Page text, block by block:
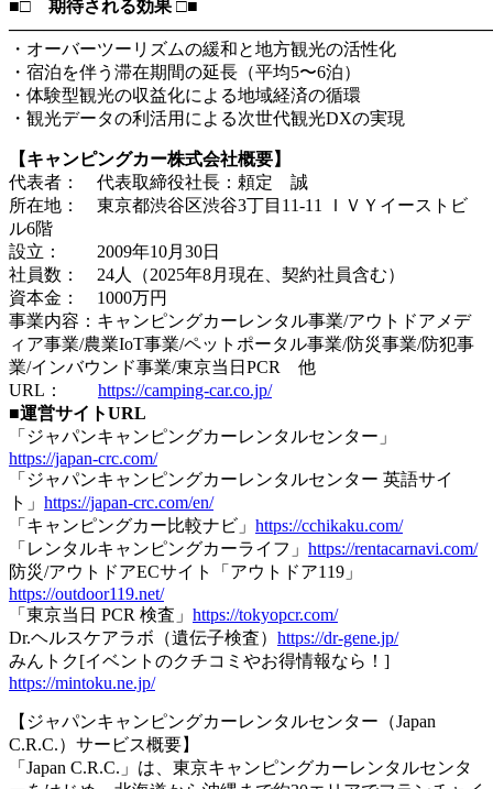
■□ 期待される効果 □■
・オーバーツーリズムの緩和と地方観光の活性化
・宿泊を伴う滞在期間の延長（平均5〜6泊）
・体験型観光の収益化による地域経済の循環
・観光データの利活用による次世代観光DXの実現
【キャンピングカー株式会社概要】
代表者： 代表取締役社長：頼定 誠
所在地： 東京都渋谷区渋谷3丁目11-11 ＩＶＹイーストビ
ル6階
設立： 2009年10月30日
社員数： 24人（2025年8月現在、契約社員含む）
資本金： 1000万円
事業内容：キャンピングカーレンタル事業/アウトドアメデ
ィア事業/農業IoT事業/ペットポータル事業/防災事業/防犯事
業/インバウンド事業/東京当日PCR 他
URL： https://camping-car.co.jp/
■運営サイトURL
「ジャパンキャンピングカーレンタルセンター」
https://japan-crc.com/
「ジャパンキャンピングカーレンタルセンター 英語サイ
ト」 https://japan-crc.com/en/
「キャンピングカー比較ナビ」 https://cchikaku.com/
「レンタルキャンピングカーライフ」 https://rentacarnavi.com/
防災/アウトドアECサイト「アウトドア119」
https://outdoor119.net/
「東京当日 PCR 検査」 https://tokyopcr.com/
Dr.ヘルスケアラボ（遺伝子検査） https://dr-gene.jp/
みんトク[イベントのクチコミやお得情報なら！]
https://mintoku.ne.jp/
【ジャパンキャンピングカーレンタルセンター（Japan
C.R.C.）サービス概要】
「Japan C.R.C.」は、東京キャンピングカーレンタルセンタ